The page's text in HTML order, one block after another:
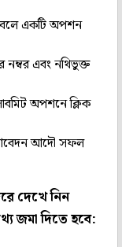
বলে একটি অপশন
নম্বর এবং নথিভুক্ত
অপশনে ক্লিক
আদৌ সফল
দেখে নিন
জমা দিতে হবে: